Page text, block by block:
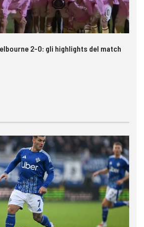
2-0: gli highlights del match